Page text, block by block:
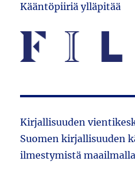
Kääntöpiiriä ylläpitää
Kirjallisuuden
Suomen kirjallisuuden
ilmestymistä